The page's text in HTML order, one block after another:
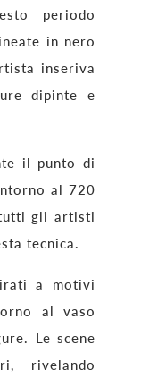
periodo
in nero
inseriva
dipinte e
il punto di
al 720
gli artisti
tecnica.
a motivi
al vaso
Le scene
rivelando